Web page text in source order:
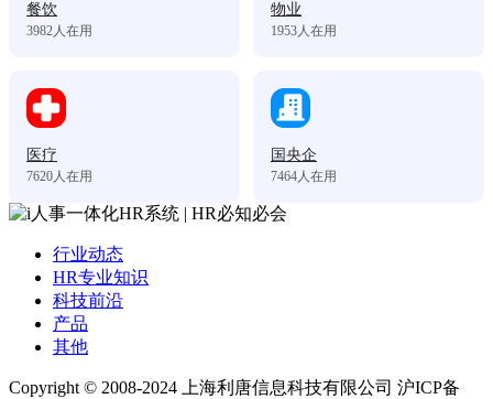
餐饮
3982人在用
物业
1953人在用
医疗
7620人在用
国央企
7464人在用
行业动态
HR专业知识
科技前沿
产品
其他
Copyright © 2008-2024 上海利唐信息科技有限公司 沪ICP备